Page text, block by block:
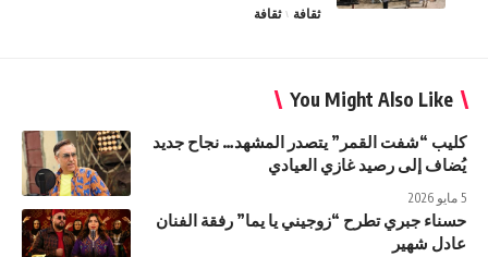
ثقافة ثقافة
You Might Also Like
كليب “شفت القمر” يتصدر المشهد… نجاح جديد
يُضاف إلى رصيد غازي العيادي
حسناء جبري تطرح “زوجيني يا يما” رفقة الفنان
عادل شهير